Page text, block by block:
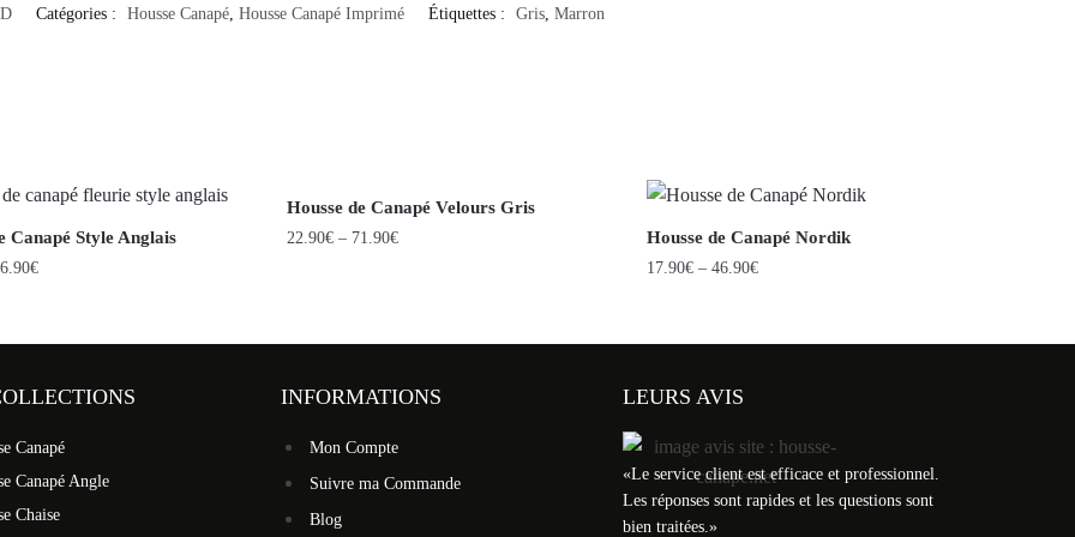
Catégories : Housse Canapé, Housse Canapé Imprimé Étiquettes : Gris, Marron
Canapé Style Anglais
€
Housse de Canapé Velours Gris
22.90€– 71.90€ Housse de Canapé Nordik
17.90€– 46.90€
Canapé
Canapé Angle
Chaise
INFORMATIONS
Mon Compte
Suivre ma Commande
Blog
LEURS AVIS
«Le service client est efficace et professionnel.
Les réponses sont rapides et les questions sont
bien traitées.»